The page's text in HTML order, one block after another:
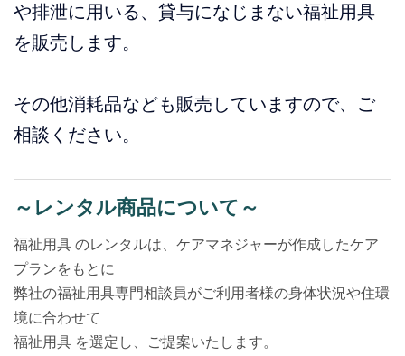
や排泄に用いる、貸与になじまない福祉用具
を販売します。
その他消耗品なども販売していますので、ご
相談ください。
～レンタル商品について～
福祉用具 のレンタルは、ケアマネジャーが作成したケア
プランをもとに
弊社の福祉用具専門相談員がご利用者様の身体状況や住環
境に合わせて
福祉用具 を選定し、ご提案いたします。